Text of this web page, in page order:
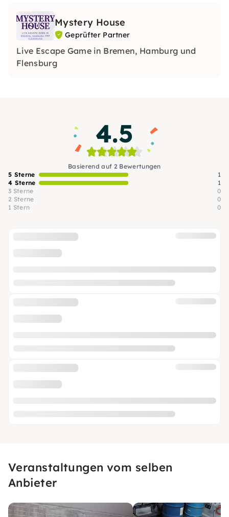
Mystery House
Geprüfter Partner
Live Escape Game in Bremen, Hamburg und
Flensburg
4.5
Basierend auf 2 Bewertungen
5 Sterne
1
4 Sterne
1
3 Sterne
0
2 Sterne
0
1 Stern
0
Veranstaltungen vom selben
Anbieter